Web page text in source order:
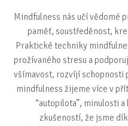
Mindfulness nás učí vědomé
paměť, soustředěnost,
Praktické techniky
prožívaného stresu a
všímavost, rozvíjí
mindfulness žijeme více v
“autopilota”, minulosti
zkušeností, že jsme